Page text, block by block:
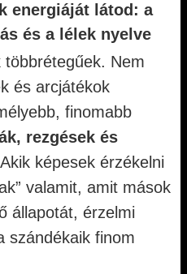
energiáját látod: a
és a lélek nyelve
Nem
és arcjátékok
finomabb
rezgések és
képesek érzékelni
valamit, amit mások
állapotát, érzelmi
szándékaik finom